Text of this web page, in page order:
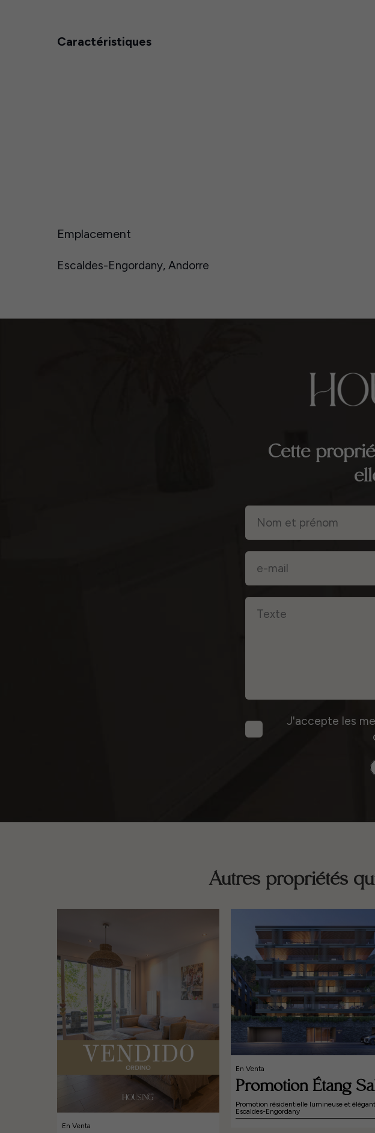
Caractéristiques
Emplacement
Escaldes-Engordany, Andorre
Cette
J'accepte les
Autres propriétés
En Venta
En Venta
Promotion Étang
Promotion résidentielle lumineuse et
Escaldes-Engordany